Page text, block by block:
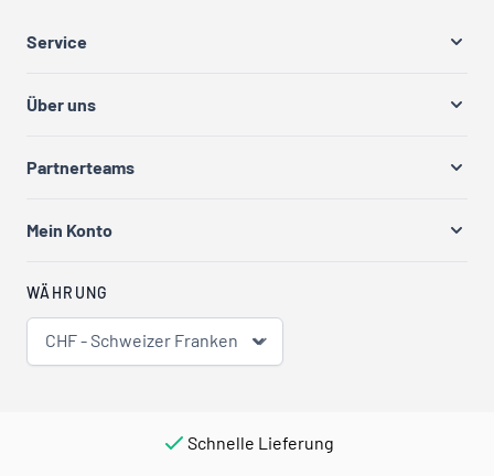
Service
Über uns
Partnerteams
Mein Konto
WÄHRUNG
CHF - Schweizer Franken
Schnelle Lieferung